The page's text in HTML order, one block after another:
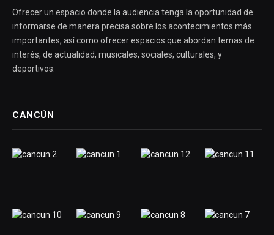
Ofrecer un espacio donde la audiencia tenga la oportunidad de
informarse de manera precisa sobre los acontecimientos más
importantes, así como ofrecer espacios que abordan temas de
interés, de actualidad, musicales, sociales, culturales, y
deportivos.
CANCÚN